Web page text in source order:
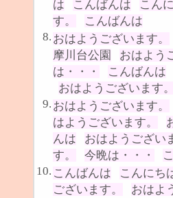
は
こんばんは こん
す。
こんばんは
8. おはようございます。
摩川台公園
おはよう
は・・・
こんばんは
おはようございます。
9. おはようございます。
はようございます。
んは
おはようござい
す。
今晩は・・・
10. こんばんは こんにち
ございます。
おはよ